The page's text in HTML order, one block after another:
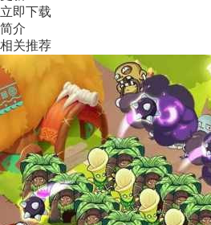
立即下载
简介
相关推荐